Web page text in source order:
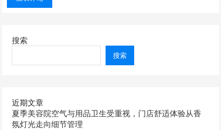
搜索
搜索
近期文章
夏季美容院空气与用品卫生受重视，门店舒适体验从香
氛灯光走向细节管理